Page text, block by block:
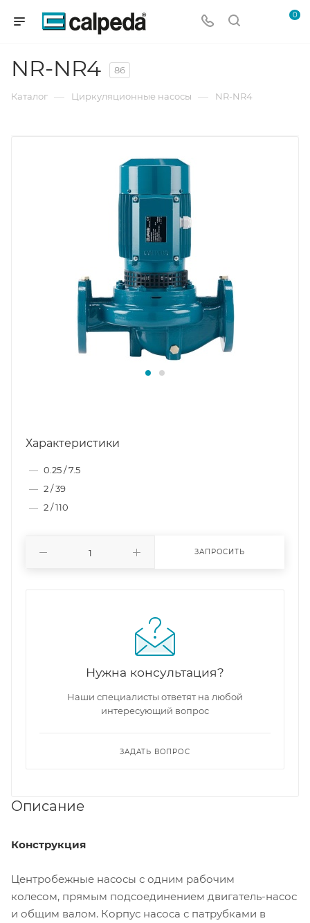
0
NR-NR4 86
Каталог — Циркуляционные насосы — NR-NR4
Характеристики
— 0.25 / 7.5
— 2 / 39
— 2 / 110
ЗАПРОСИТЬ
Нужна консультация?
Наши специалисты ответят на любой
интересующий вопрос
ЗАДАТЬ ВОПРОС
Описание
Конструкция
Центробежные насосы с одним рабочим
колесом, прямым подсоединением двигатель-насос
и общим валом. Корпус насоса с патрубками в